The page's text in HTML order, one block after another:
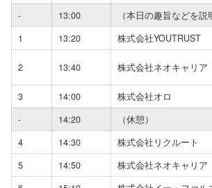
-
13:00 （本日の趣旨などを説
1
13:20 株式会社YOUTRUST
2 13:40 株式会社ネオキャリア
3
14:00 株式会社オロ
-
14:20 （休憩）
4
14:30 株式会社リクルート
5
14:50 株式会社ネオキャリア